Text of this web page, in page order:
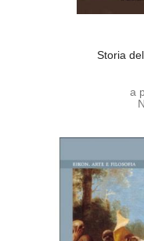
Storia
a